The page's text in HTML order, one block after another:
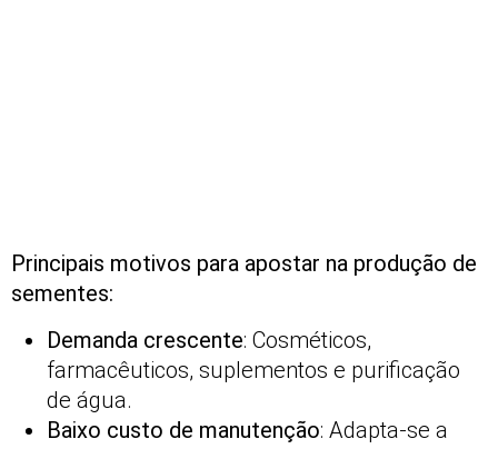
Principais motivos para apostar na produção de
sementes:
Demanda crescente: Cosméticos,
farmacêuticos, suplementos e purificação
de água.
Baixo custo de manutenção: Adapta-se a